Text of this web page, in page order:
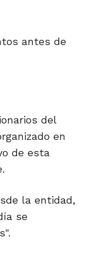
antes de
del
en
de esta
la entidad,
se